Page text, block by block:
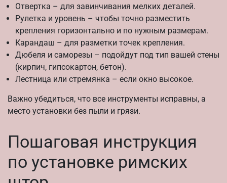
Отвертка – для завинчивания мелких деталей.
Рулетка и уровень – чтобы точно разместить
крепления горизонтально и по нужным размерам.
Карандаш – для разметки точек крепления.
Дюбеля и саморезы – подойдут под тип вашей стены
(кирпич, гипсокартон, бетон).
Лестница или стремянка – если окно высокое.
Важно убедиться, что все инструменты исправны, а
место установки без пыли и грязи.
Пошаговая инструкция
по установке римских